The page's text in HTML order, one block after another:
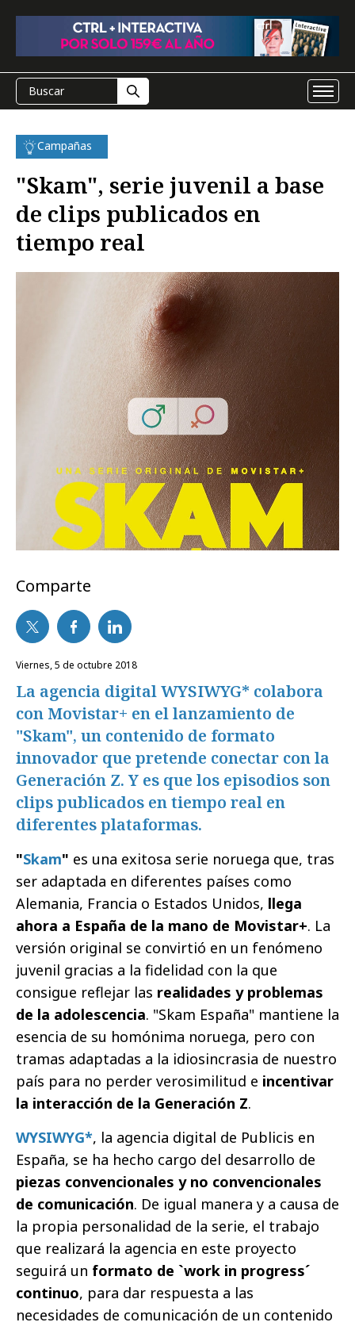
Campañas
"Skam", serie juvenil a base
de clips publicados en
tiempo real
Comparte
viernes, 5 de octubre 2018
La agencia digital WYSIWYG* colabora
con Movistar+ en el lanzamiento de
"Skam", un contenido de formato
innovador que pretende conectar con la
Generación Z. Y es que los episodios son
clips publicados en tiempo real en
diferentes plataformas.
"Skam" es una exitosa serie noruega que, tras
ser adaptada en diferentes países como
Alemania, Francia o Estados Unidos, llega
ahora a España de la mano de Movistar+. La
versión original se convirtió en un fenómeno
juvenil gracias a la fidelidad con la que
consigue reflejar las realidades y problemas
de la adolescencia. "Skam España" mantiene la
esencia de su homónima noruega, pero con
tramas adaptadas a la idiosincrasia de nuestro
país para no perder verosimilitud e incentivar
la interacción de la Generación Z.
WYSIWYG*, la agencia digital de Publicis en
España, se ha hecho cargo del desarrollo de
piezas convencionales y no convencionales
de comunicación. De igual manera y a causa de
la propia personalidad de la serie, el trabajo
que realizará la agencia en este proyecto
seguirá un formato de `work in progress´
continuo, para dar respuesta a las
necesidades de comunicación de un contenido